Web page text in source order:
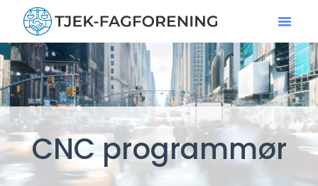
CNC programmør